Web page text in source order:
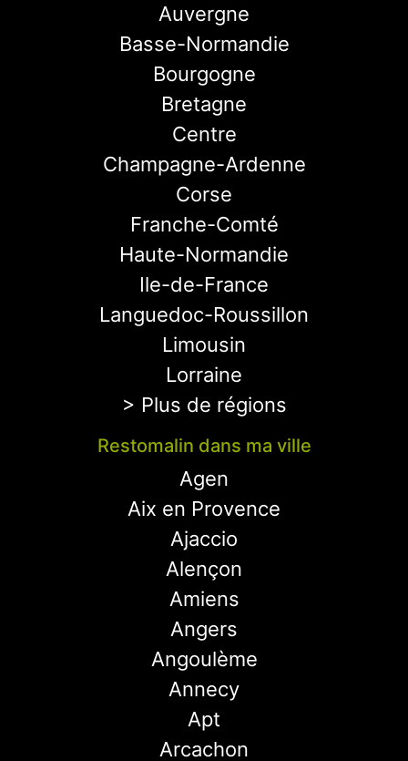
Auvergne
Basse-Normandie
Bourgogne
Bretagne
Centre
Champagne-Ardenne
Corse
Franche-Comté
Haute-Normandie
Ile-de-France
Languedoc-Roussillon
Limousin
Lorraine
> Plus de régions
Restomalin dans ma ville
Agen
Aix en Provence
Ajaccio
Alençon
Amiens
Angers
Angoulème
Annecy
Apt
Arcachon